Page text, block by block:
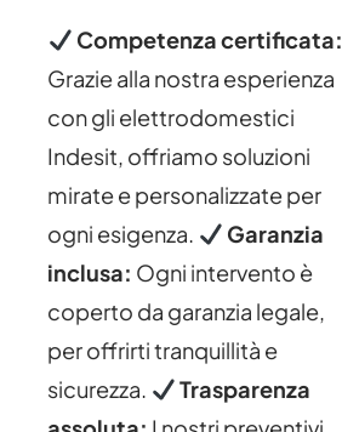
Competenza certificata:
Grazie alla nostra esperienza
con gli elettrodomestici
Indesit, offriamo soluzioni
mirate e personalizzate per
ogni esigenza.
Garanzia
inclusa: Ogni intervento è
coperto da garanzia legale,
per offrirti tranquillità e
sicurezza.
Trasparenza